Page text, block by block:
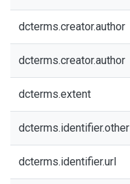
dcterms.creator.author
dcterms.creator.author
dcterms.extent
dcterms.identifier.other
dcterms.identifier.url